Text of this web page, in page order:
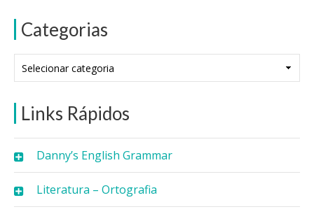
Categorias
Links Rápidos
Danny’s English Grammar
Literatura – Ortografia